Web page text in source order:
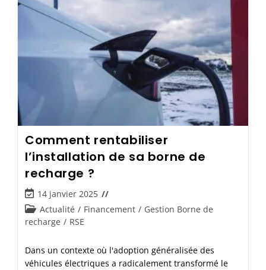
Comment rentabiliser
l’installation de sa borne de
recharge ?
14 janvier 2025
Actualité / Financement / Gestion Borne de
recharge / RSE
Dans un contexte où l'adoption généralisée des
véhicules électriques a radicalement transformé le